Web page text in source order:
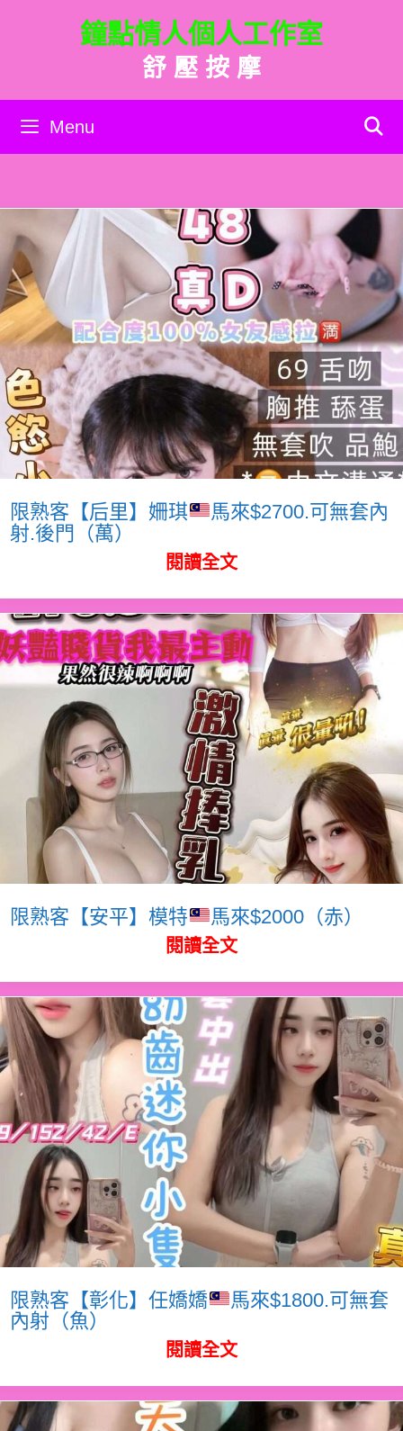
內
鐘點情人個人工作室
舒 壓 按 摩
Menu
限熟客【后里】姍琪
馬來$2700.可無套內
射.後門（萬）
閱讀全文
限熟客【安平】模特 馬來$2000（赤）
閱讀全文
限熟客【彰化】任嬌嬌
馬來$1800.可無套
內射（魚）
閱讀全文